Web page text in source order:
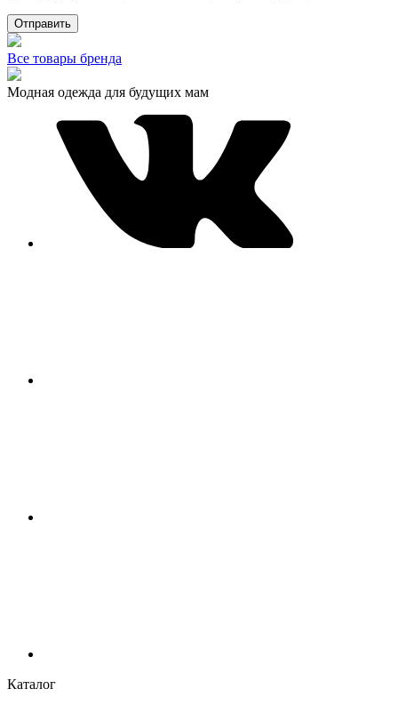
Отправить
Все товары бренда
Модная одежда для будущих мам
Каталог